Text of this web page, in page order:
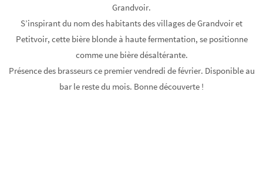
Grandvoir.
S’inspirant du nom des habitants des villages de Grandvoir et
Petitvoir, cette bière blonde à haute fermentation, se positionne
comme une bière désaltérante.
Présence des brasseurs ce premier vendredi de février. Disponible au
bar le reste du mois. Bonne découverte !